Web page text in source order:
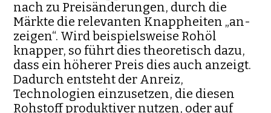
nach zu Preisänderungen, durch die
Märkte die relevan­ten Knapp­heiten „an­
zeigen“. Wird beispielsweise Rohöl
knapper, so führt dies the­oretisch dazu,
dass ein höherer Preis dies auch anzeigt.
Dadurch entsteht der An­reiz,
Technologien einzusetzen, die diesen
Roh­stoff produktiver nutzen, oder auf